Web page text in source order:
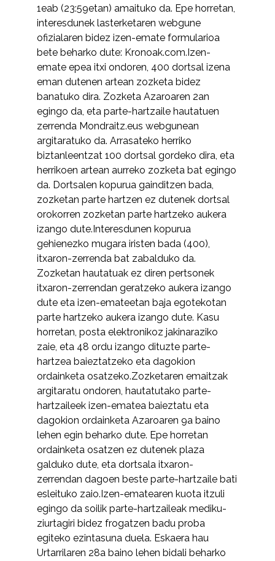
1eab (23:59etan) amaituko da. Epe horretan,
interesdunek lasterketaren webgune
ofizialaren bidez izen-emate formularioa
bete beharko dute: Kronoak.com.Izen-
emate epea itxi ondoren, 400 dortsal izena
eman dutenen artean zozketa bidez
banatuko dira. Zozketa Azaroaren 2an
egingo da, eta parte-hartzaile hautatuen
zerrenda Mondraitz.eus webgunean
argitaratuko da. Arrasateko herriko
biztanleentzat 100 dortsal gordeko dira, eta
herrikoen artean aurreko zozketa bat egingo
da. Dortsalen kopurua gainditzen bada,
zozketan parte hartzen ez dutenek dortsal
orokorren zozketan parte hartzeko aukera
izango dute.Interesdunen kopurua
gehienezko mugara iristen bada (400),
itxaron-zerrenda bat zabalduko da.
Zozketan hautatuak ez diren pertsonek
itxaron-zerrendan geratzeko aukera izango
dute eta izen-emateetan baja egotekotan
parte hartzeko aukera izango dute. Kasu
horretan, posta elektronikoz jakinaraziko
zaie, eta 48 ordu izango dituzte parte-
hartzea baieztatzeko eta dagokion
ordainketa osatzeko.Zozketaren emaitzak
argitaratu ondoren, hautatutako parte-
hartzaileek izen-ematea baieztatu eta
dagokion ordainketa Azaroaren 9a baino
lehen egin beharko dute. Epe horretan
ordainketa osatzen ez dutenek plaza
galduko dute, eta dortsala itxaron-
zerrendan dagoen beste parte-hartzaile bati
esleituko zaio.Izen-ematearen kuota itzuli
egingo da soilik parte-hartzaileak mediku-
ziurtagiri bidez frogatzen badu proba
egiteko ezintasuna duela. Eskaera hau
Urtarrilaren 28a baino lehen bidali beharko